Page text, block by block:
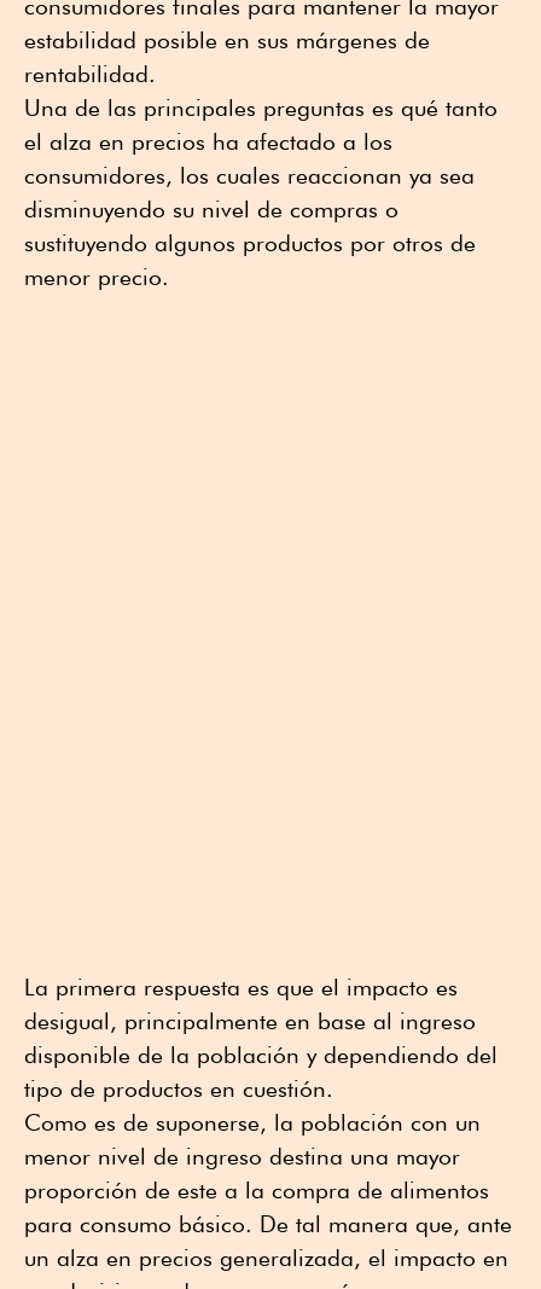
consumidores finales para mantener la mayor
estabilidad posible en sus márgenes de
rentabilidad.
Una de las principales preguntas es qué tanto
el alza en precios ha afectado a los
consumidores, los cuales reaccionan ya sea
disminuyendo su nivel de compras o
sustituyendo algunos productos por otros de
menor precio.
La primera respuesta es que el impacto es
desigual, principalmente en base al ingreso
disponible de la población y dependiendo del
tipo de productos en cuestión.
Como es de suponerse, la población con un
menor nivel de ingreso destina una mayor
proporción de este a la compra de alimentos
para consumo básico. De tal manera que, ante
un alza en precios generalizada, el impacto en